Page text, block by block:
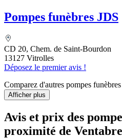
Pompes funèbres JDS
CD 20, Chem. de Saint-Bourdon
13127 Vitrolles
Déposez le premier avis !
Comparez d'autres pompes funèbres
Afficher plus
Avis et prix des
proximité de